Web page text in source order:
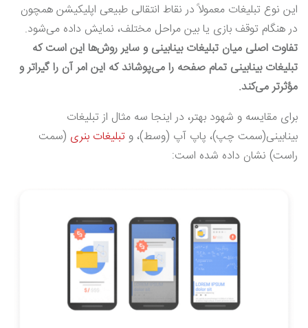
این نوع تبلیغات معمولاً در نقاط انتقالی طبیعی اپلیکیشن همچون
در هنگام توقف بازی یا بین مراحل مختلف، نمایش داده می‌شود.
تفاوت اصلی میان تبلیغات بینابینی و سایرروش‌ها این است که
تبلیغات بینابینی تمام صفحه را می‌پوشاند که این امر آن را گیراتر و
مؤثرتر می‌کند.
برای مقایسه و شهود بهتر، در اینجا سه مثال از تبلیغات
بینابینی(سمت چپ)، پاپ آپ (وسط)، وتبلیغات بنری (سمت
راست) نشان داده شده است: